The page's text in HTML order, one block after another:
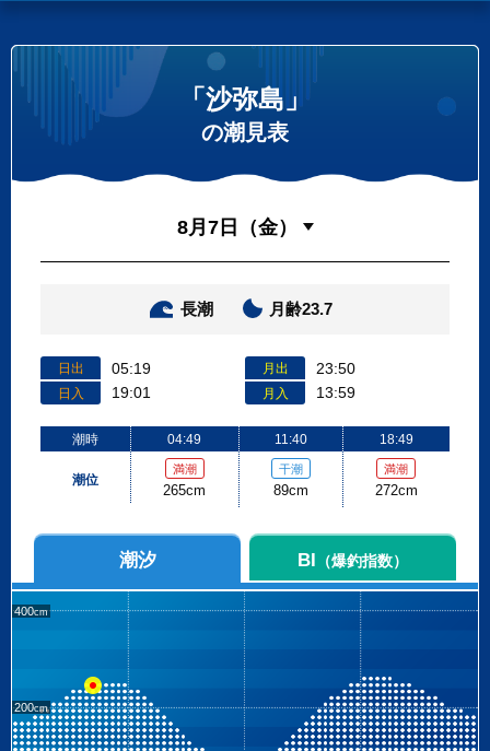
「沙弥島」
の潮見表
長潮 月齢23.7
日出 05:19
日入 19:01
月出 23:50
月入 13:59
潮時
潮位
04:49
満潮
265cm
11:40
干潮
89cm
18:49
満潮
272cm
潮汐 BI （爆釣指数）
400
200